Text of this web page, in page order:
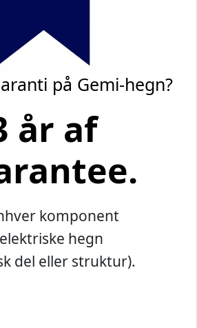
på Gemi-hegn?
år af
komponent
hegn
del eller struktur).